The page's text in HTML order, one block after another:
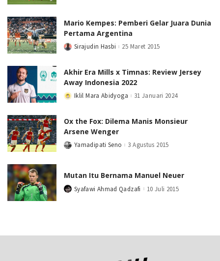
Mario Kempes: Pemberi Gelar Juara Dunia
Pertama Argentina
PostedSirajudin Hasbi 25 Maret 2015
Akhir Era Mills x Timnas: Review Jersey
Away Indonesia 2022
PostedIklil Mara Abidyoga 31 Januari 2024
Ox the Fox: Dilema Manis Monsieur
Arsene Wenger
PostedYamadipati Seno 3 Agustus 2015
Mutan Itu Bernama Manuel Neuer
PostedSyafawi Ahmad Qadzafi 10 Juli 2015